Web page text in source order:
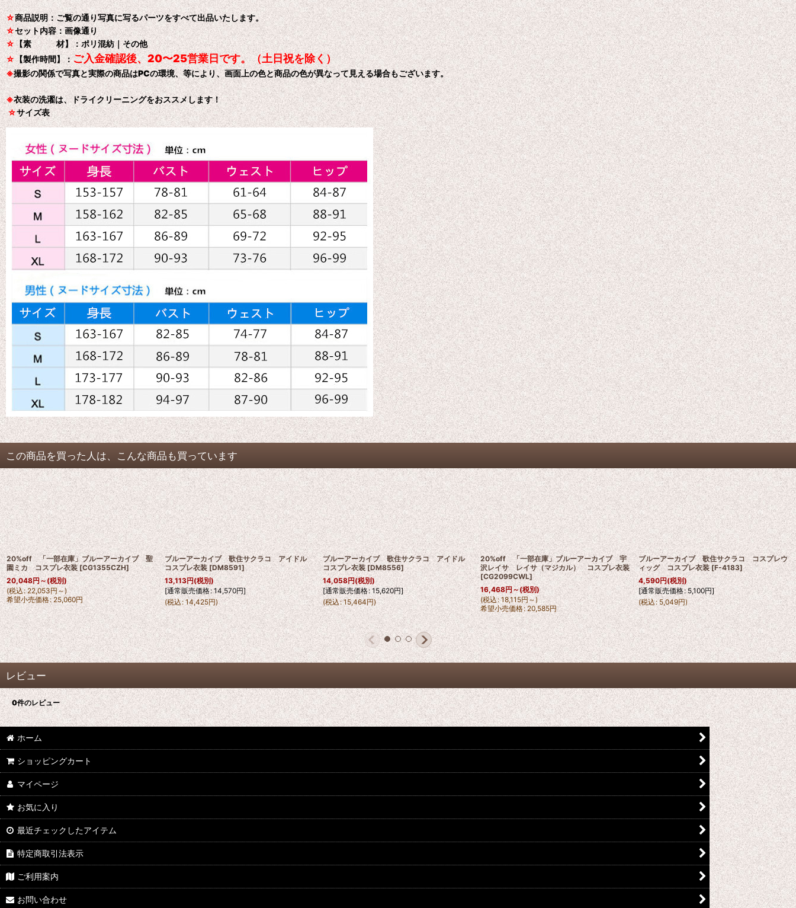
☆商品説明：ご覧の通り写真に写るパーツをすべて出品いたします。
☆セット内容：画像通り
☆【素 材】：ポリ混紡｜その他
☆【製作時間】：ご入金確認後、20〜25営業日です。（土日祝を除く）
※撮影の関係で写真と実際の商品はPCの環境、等により、画面上の色と商品の色が異なって見える場合もございます。
※衣装の洗濯は、ドライクリーニングをおススメします！
☆サイズ表
この商品を買った人は、こんな商品も買っています
20%off 「一部在庫」ブルーアーカイブ 聖
園ミカ コスプレ衣装 [CG1355CZH]
20,048円～(税別)
(税込: 22,053円～)
希望小売価格: 25,060円
ブルーアーカイブ 歌住サクラコ アイドル
コスプレ衣装 [DM8591]
13,113円(税別)
[通常販売価格: 14,570円]
(税込: 14,425円)
ブルーアーカイブ 歌住サクラコ アイドル
コスプレ衣装 [DM8556]
14,058円(税別)
[通常販売価格: 15,620円]
(税込: 15,464円)
20%off 「一部在庫」ブルーアーカイブ 宇
沢レイサ レイサ（マジカル） コスプレ衣装
[CG2099CWL]
16,468円～(税別)
(税込: 18,115円～)
希望小売価格: 20,585円
ブルーアーカイブ 歌住サクラコ コスプレウ
ィッグ コスプレ衣装 [F-4183]
4,590円(税別)
[通常販売価格: 5,100円]
(税込: 5,049円)
レビュー
0件のレビュー
ホーム
ショッピングカート
マイページ
お気に入り
最近チェックしたアイテム
特定商取引法表示
ご利用案内
お問い合わせ